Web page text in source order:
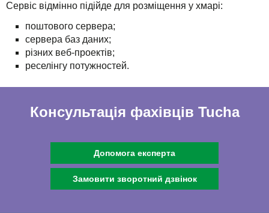
Сервіс відмінно підійде для розміщення у хмарі:
поштового сервера;
сервера баз даних;
різних веб-проектів;
реселінгу потужностей.
Консультація фахівців Tucha
Допомога експерта
Замовити зворотний дзвінок